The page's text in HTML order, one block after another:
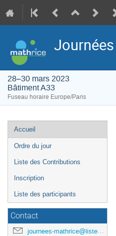
28–30 mars 2023
Bâtiment A33
Fuseau horaire Europe/Paris
Menu
de
l'événement
Accueil
Ordre du jour
Liste des Contributions
Inscription
Liste des participants
Contact
journees-mathrice@listes.mathrice.fr